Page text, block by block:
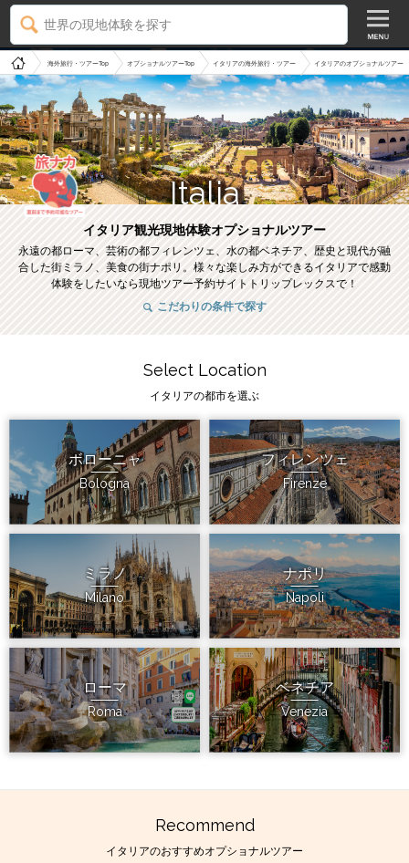
世界の現地体験を探す
海外旅行・ツアーTop オプショナルツアーTop イタリアの海外旅行・ツアー イタリアのオプショナルツアー
Italia
イタリア観光現地体験オプショナルツアー
永遠の都ローマ、芸術の都フィレンツェ、水の都ベネチア、歴史と現代が融
合した街ミラノ、美食の街ナポリ。様々な楽しみ方ができるイタリアで感動
体験をしたいなら現地ツアー予約サイトトリップレックスで！
こだわりの条件で探す
Select Location
イタリアの都市を選ぶ
ボローニャ
Bologna
フィレンツェ
Firenze
ミラノ
Milano
ナポリ
Napoli
ローマ
Roma
ベネチア
Venezia
Recommend
イタリアのおすすめオプショナルツアー